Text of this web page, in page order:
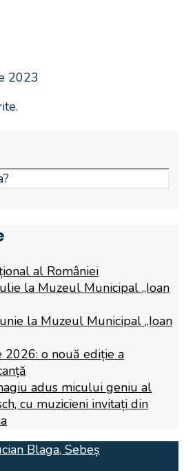
2023
al României
la Muzeul Municipal „Ioan
la Muzeul Municipal „Ioan
o nouă ediție a
adus micului geniu al
cu muzicieni invitați din